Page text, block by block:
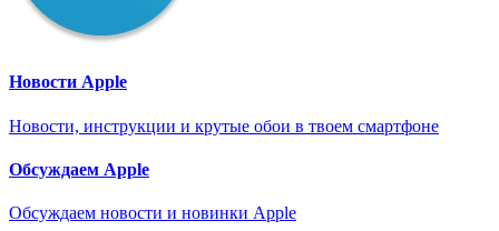
Новости Apple
Новости, инструкции и крутые обои в твоем смартфоне
Обсуждаем Apple
Обсуждаем новости и новинки Apple